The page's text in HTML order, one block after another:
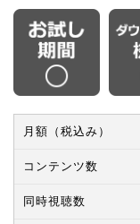
月額（税込み）
コンテンツ数
同時視聴数